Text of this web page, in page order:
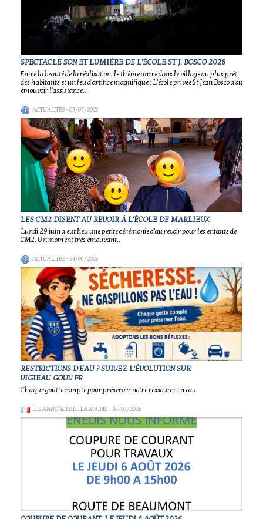
SPECTACLE SON ET LUMIÈRE DE L'ÉCOLE ST J. BOSCO 2026
Entre la beauté de la réalisation, le thème ancré dans le village au plus prêt
des habitants et un feu d'artifice magnifique : L'école privée St Jean Bosco a su
émouvoir l'assistance..
ACTUALITÉS- 03/07/2026
LES CM2 DISENT AU REVOIR À L'ÉCOLE DE MARLIEUX
Lundi 29 juin a eut lieu une petite cérémonie d'au revoir pour les enfants de
CM2. Un moment très émouvant..
ACTUALITÉS- 24/06/2026
RESTRICTIONS D'EAU ? SUIVEZ L'ÉVOLUTION SUR
VIGIEAU.GOUV.FR
Chaque goutte compte pour préserver notre ressource en eau.
LES ANNONCES DE LA MAIRIE- 24/07/2026